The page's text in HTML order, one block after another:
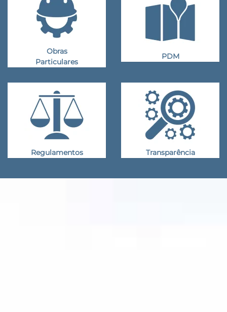
Obras
Particulares
PDM
Regulamentos Transparência